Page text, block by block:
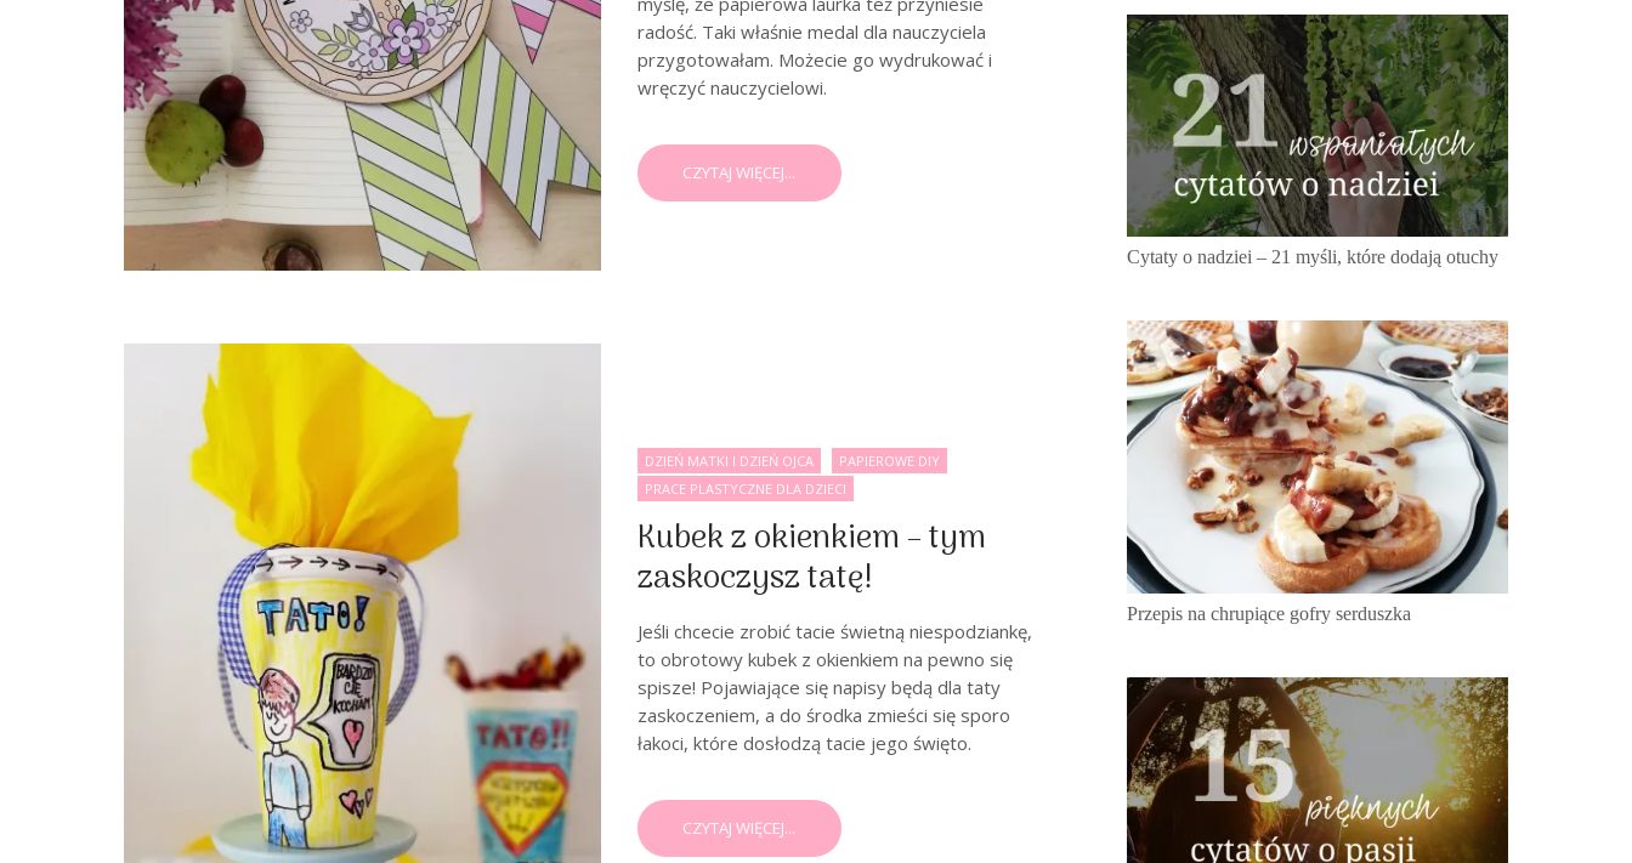
radość. Taki właśnie medal dla nauczyciela
przygotowałam. Możecie go wydrukować i
wręczyć nauczycielowi.
CZYTAJ WIĘCEJ...
DZIEŃ MATKI I DZIEŃ OJCA
PAPIEROWE DIY
PRACE PLASTYCZNE DLA DZIECI
Kubek z okienkiem – tym
zaskoczysz tatę!
Jeśli chcecie zrobić tacie świetną niespodziankę,
to obrotowy kubek z okienkiem na pewno się
spisze! Pojawiające się napisy będą dla taty
zaskoczeniem, a do środka zmieści się sporo
łakoci, które dosłodzą tacie jego święto.
CZYTAJ WIĘCEJ...
Cytaty o nadziei – 21 myśli, które dodają otuchy
Przepis na chrupiące gofry serduszka